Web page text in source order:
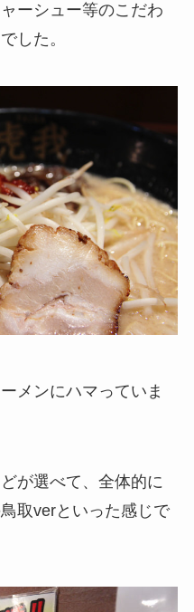
ーシュー等のこだわ
した。
メンにハマっていま
が選べて、全体的に
取verといった感じで